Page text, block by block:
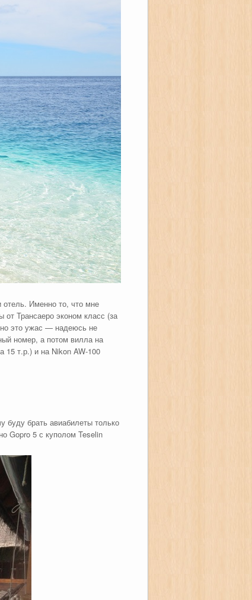
Именно то, что мне
Трансаеро эконом класс (за
это ужас — надеюсь не
номер, а потом вилла на
15 т.р.) и на Nikon AW-100
буду брать авиабилеты только
Gopro 5 с куполом Teselin